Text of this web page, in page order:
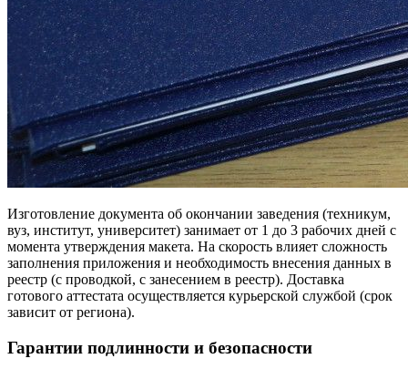
Изготовление документа об окончании заведения (техникум,
вуз, институт, университет) занимает от 1 до 3 рабочих дней с
момента утверждения макета. На скорость влияет сложность
заполнения приложения и необходимость внесения данных в
реестр (с проводкой, с занесением в реестр). Доставка
готового аттестата осуществляется курьерской службой (срок
зависит от региона).
Гарантии подлинности и безопасности